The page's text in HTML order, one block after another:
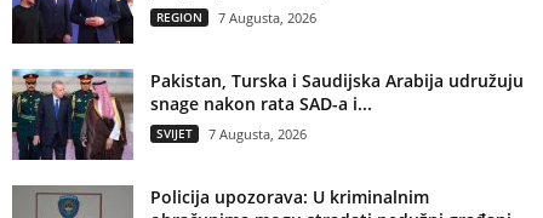
REGION 7 Augusta, 2026
Pakistan, Turska i Saudijska Arabija udružuju
snage nakon rata SAD-a i...
SVIJET 7 Augusta, 2026
Policija upozorava: U kriminalnim